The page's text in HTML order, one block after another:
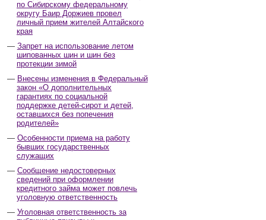
по Сибирскому федеральному
округу Баир Доржиев провел
личный прием жителей Алтайского
края
Запрет на использование летом
шипованных шин и шин без
протекции зимой
Внесены изменения в Федеральный
закон «О дополнительных
гарантиях по социальной
поддержке детей-сирот и детей,
оставшихся без попечения
родителей»
Особенности приема на работу
бывших государственных
служащих
Сообщение недостоверных
сведений при оформлении
кредитного займа может повлечь
уголовную ответственность
Уголовная ответственность за